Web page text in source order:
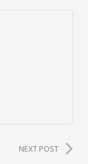
NEXT POST